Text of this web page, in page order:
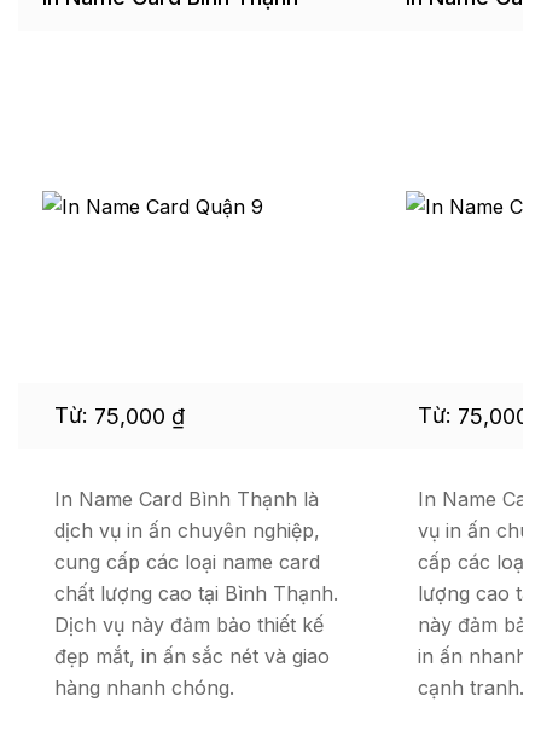
Từ: 75,000 ₫ Từ: 75,000
In Name Card Bình Thạnh là
dịch vụ in ấn chuyên nghiệp,
cung cấp các loại name card
chất lượng cao tại Bình Thạnh.
Dịch vụ này đảm bảo thiết kế
đẹp mắt, in ấn sắc nét và giao
hàng nhanh chóng.
In Name
vụ in ấn
cấp các loại
lượng cao
này đảm
in ấn nhanh
cạnh tranh.